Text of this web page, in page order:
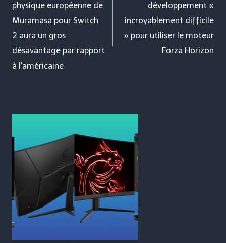
l’article
physique européenne de
Muramasa pour Switch
2 aura un gros
désavantage par rapport
à l'américaine
développement «
incroyablement difficile
» pour utiliser le moteur
Forza Horizon